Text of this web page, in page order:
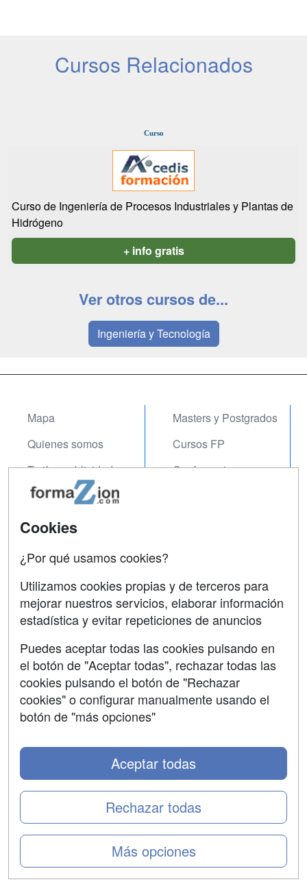
Cursos Relacionados
Curso
Curso de Ingeniería de Procesos Industriales y Plantas de
Hidrógeno
+ info gratis
Ver otros cursos de...
Ingeniería y Tecnología
Mapa
Quienes somos
Tarifas publicidad
Acceso Usuarios
Acceso Centros
Masters y Postgrados
Cursos FP
Conferencias
Contactar
Confidencialidad
Aviso legal
Copyleft
Cookies
¿Por qué usamos cookies?
Utilizamos cookies propias y de terceros para
mejorar nuestros servicios, elaborar información
estadística y evitar repeticiones de anuncios
Puedes aceptar todas las cookies pulsando en
el botón de "Aceptar todas", rechazar todas las
cookies pulsando el botón de "Rechazar
cookies" o configurar manualmente usando el
botón de "más opciones"
Más opciones
Rechazar todas
Aceptar todas